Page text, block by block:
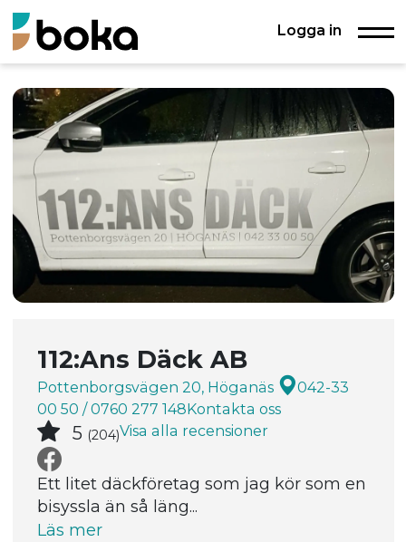
Logga in
112:Ans Däck AB
Pottenborgsvägen 20, Höganäs
042-33
00 50 / 0760 277 148Kontakta oss
5 (204)Visa alla recensioner
Ett litet däckföretag som jag kör som en
bisyssla än så läng...
Läs mer